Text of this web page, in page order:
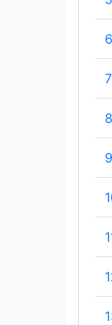
6
7
8
9